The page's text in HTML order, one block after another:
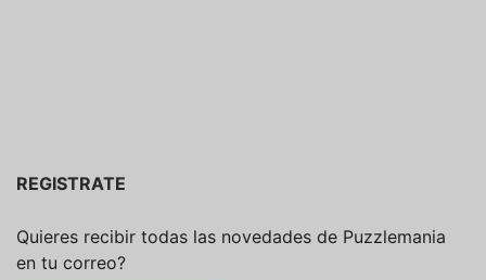
REGISTRATE
Quieres recibir todas las novedades de Puzzlemania
en tu correo?